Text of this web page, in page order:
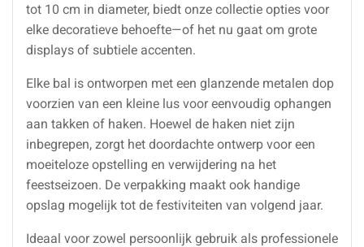
tot 10 cm in diameter, biedt onze collectie opties voor
elke decoratieve behoefte—of het nu gaat om grote
displays of subtiele accenten.
Elke bal is ontworpen met een glanzende metalen dop
voorzien van een kleine lus voor eenvoudig ophangen
aan takken of haken. Hoewel de haken niet zijn
inbegrepen, zorgt het doordachte ontwerp voor een
moeiteloze opstelling en verwijdering na het
feestseizoen. De verpakking maakt ook handige
opslag mogelijk tot de festiviteiten van volgend jaar.
Ideaal voor zowel persoonlijk gebruik als professionele